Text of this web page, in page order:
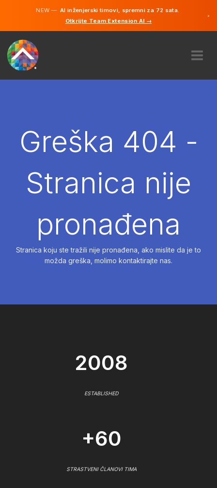
NEW —AI inženjerski timovi, spremni za 72 sata.
Otkrijte Team Extension AI →
×
NAJAMGreška 404 -
Stranica nije
pronađena
Stranica koju ste tražili nije pronađena, ako mislite da je to
možda greška, molimo kontaktirajte nas.
2008
ESTABLISHED
+60
STRASTVENI ČLANOVI TIMA